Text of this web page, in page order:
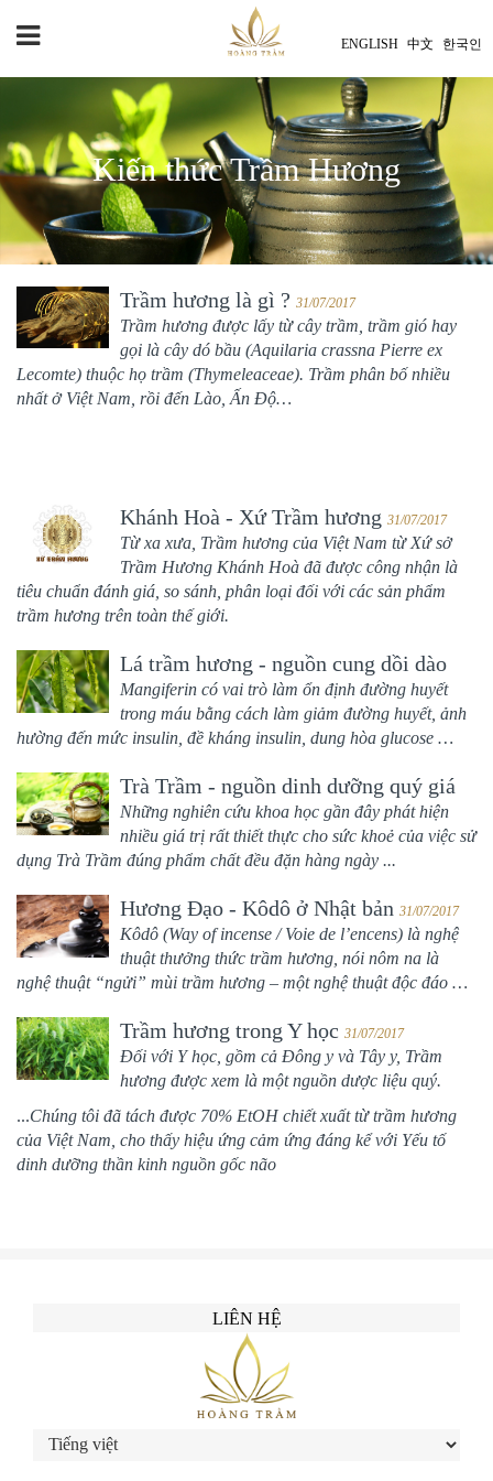
ENGLISH 中文 한국인
Kiến thức Trầm Hương
Trầm hương là gì ? 31/07/2017
Trầm hương được lấy từ cây trầm, trầm gió hay
gọi là cây dó bầu (Aquilaria crassna Pierre ex
Lecomte) thuộc họ trầm (Thymeleaceae). Trầm phân bố nhiều
nhất ở Việt Nam, rồi đến Lào, Ấn Độ…
Khánh Hoà - Xứ Trầm hương 31/07/2017
Từ xa xưa, Trầm hương của Việt Nam từ Xứ sở
Trầm Hương Khánh Hoà đã được công nhận là
tiêu chuẩn đánh giá, so sánh, phân loại đối với các sản phẩm
trầm hương trên toàn thế giới.
Lá trầm hương - nguồn cung dồi dào
Mangiferin.31/07/2017
Mangiferin có vai trò làm ổn định đường huyết
trong máu bằng cách làm giảm đường huyết, ảnh
hường đến mức insulin, đề kháng insulin, dung hòa glucose …
Trà Trầm - nguồn dinh dưỡng quý giá
31/07/2017
Những nghiên cứu khoa học gần đây phát hiện
nhiều giá trị rất thiết thực cho sức khoẻ của việc sử
dụng Trà Trầm đúng phẩm chất đều đặn hàng ngày ...
Hương Đạo - Kôdô ở Nhật bản 31/07/2017
Kôdô (Way of incense / Voie de l’encens) là nghệ
thuật thưởng thức trầm hương, nói nôm na là
nghệ thuật “ngửi” mùi trầm hương – một nghệ thuật độc đáo …
Trầm hương trong Y học 31/07/2017
Đối với Y học, gồm cả Đông y và Tây y, Trầm
hương được xem là một nguồn dược liệu quý.
...Chúng tôi đã tách được 70% EtOH chiết xuất từ trầm hương
của Việt Nam, cho thấy hiệu ứng cảm ứng đáng kể với Yếu tố
dinh dưỡng thần kinh nguồn gốc não
LIÊN HỆ